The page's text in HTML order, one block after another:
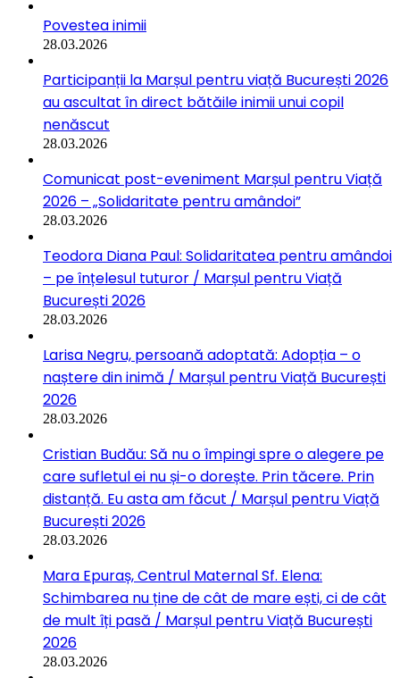
Povestea inimii
28.03.2026
Participanții la Marșul pentru viață București 2026
au ascultat în direct bătăile inimii unui copil
nenăscut
28.03.2026
Comunicat post-eveniment Marșul pentru Viață
2026 – „Solidaritate pentru amândoi”
28.03.2026
Teodora Diana Paul: Solidaritatea pentru amândoi
– pe înțelesul tuturor / Marșul pentru Viață
București 2026
28.03.2026
Larisa Negru, persoană adoptată: Adopția – o
naștere din inimă / Marșul pentru Viață București
2026
28.03.2026
Cristian Budău: Să nu o împingi spre o alegere pe
care sufletul ei nu și-o dorește. Prin tăcere. Prin
distanță. Eu asta am făcut / Marșul pentru Viață
București 2026
28.03.2026
Mara Epuraș, Centrul Maternal Sf. Elena:
Schimbarea nu ține de cât de mare ești, ci de cât
de mult îți pasă / Marșul pentru Viață București
2026
28.03.2026